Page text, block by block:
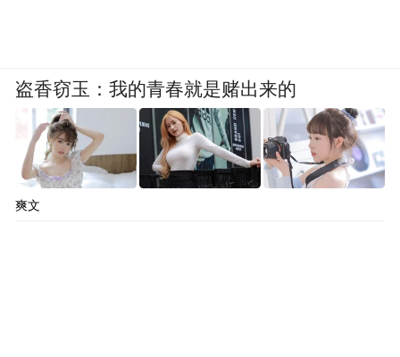
盗香窃玉：我的青春就是赌出来的
爽文